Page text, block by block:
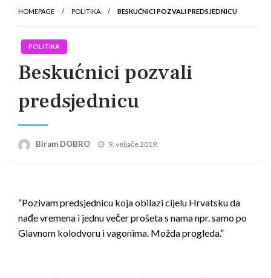
HOMEPAGE POLITIKA BESKUĆNICI POZVALI PREDSJEDNICU
POLITIKA
Beskućnici pozvali
predsjednicu
Biram DOBRO
Posted
9. veljače 2019.
“Pozivam predsjednicu koja obilazi cijelu Hrvatsku da
nađe vremena i jednu večer prošeta s nama npr. samo po
Glavnom kolodvoru i vagonima. Možda progleda.”